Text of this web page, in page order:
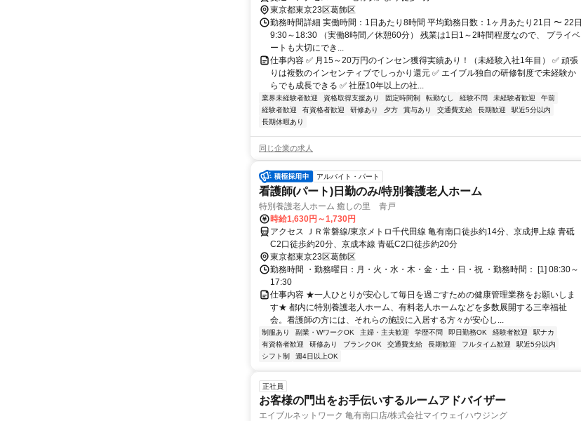
東京都東京23区葛飾区
勤務時間詳細 実働時間：1日あたり8時間 平均勤務日数：1ヶ月あたり21日 〜 22日
9:30～18:30 （実働8時間／休憩60分） 残業は1日1～2時間程度なので、 プライベ
ートも大切にでき...
仕事内容 ✅ 月15～20万円のインセン獲得実績あり！（未経験入社1年目） ✅ 頑張
りは複数のインセンティブでしっかり還元 ✅ エイブル独自の研修制度で未経験か
らでも成長できる ✅ 社歴10年以上の社...
業界未経験者歓迎 資格取得支援あり 固定時間制 転勤なし 経験不問 未経験者歓迎
午前
経験者歓迎
有資格者歓迎 研修あり 夕方 賞与あり 交通費支給 長期歓迎
駅近5分以内
長期休暇あり
同じ企業の求人
アルバイト・パート
看護師(パート)日勤のみ/特別養護老人ホーム
特別養護老人ホーム 癒しの里 青戸
時給1,630円～1,730円
アクセス ＪＲ常磐線/東京メトロ千代田線 亀有南口徒歩約14分、京成押上線 青砥
C2口徒歩約20分、京成本線 青砥C2口徒歩約20分
東京都東京23区葛飾区
勤務時間 ・勤務曜日：月・火・水・木・金・土・日・祝 ・勤務時間： [1] 08:30～
17:30
仕事内容 ★一人ひとりが安心して毎日を過ごすための健康管理業務をお願いしま
す★ 都内に特別養護老人ホーム、有料老人ホームなどを多数展開する三幸福祉
会。看護師の方には、それらの施設に入居する方々が安心し...
制服あり 副業・WワークOK 主婦・主夫歓迎 学歴不問 即日勤務OK 経験者歓迎
駅ナカ
有資格者歓迎
研修あり ブランクOK 交通費支給 長期歓迎 フルタイム歓迎
駅近5分以内
シフト制
週4日以上OK
正社員
お客様の門出をお手伝いするルームアドバイザー
エイブルネットワーク 亀有南口店/株式会社マイウェイハウジング